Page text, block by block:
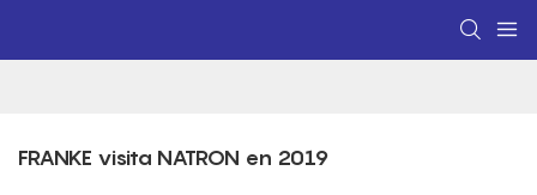
FRANKE visita NATRON en 2019